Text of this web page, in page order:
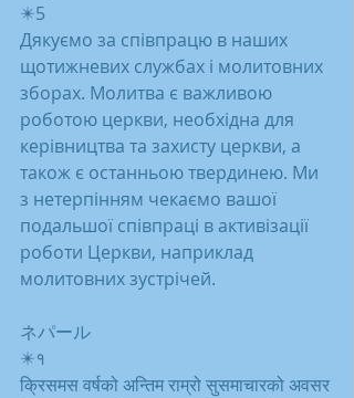
✴️5
Дякуємо за співпрацю в наших
щотижневих службах і молитовних
зборах. Молитва є важливою
роботою церкви, необхідна для
керівництва та захисту церкви, а
також є останньою твердинею. Ми
з нетерпінням чекаємо вашої
подальшої співпраці в активізації
роботи Церкви, наприклад
молитовних зустрічей.
ネパール
✴️१
क्रिसमस वर्षको अन्तिम राम्रो सुसमाचारको अवसर